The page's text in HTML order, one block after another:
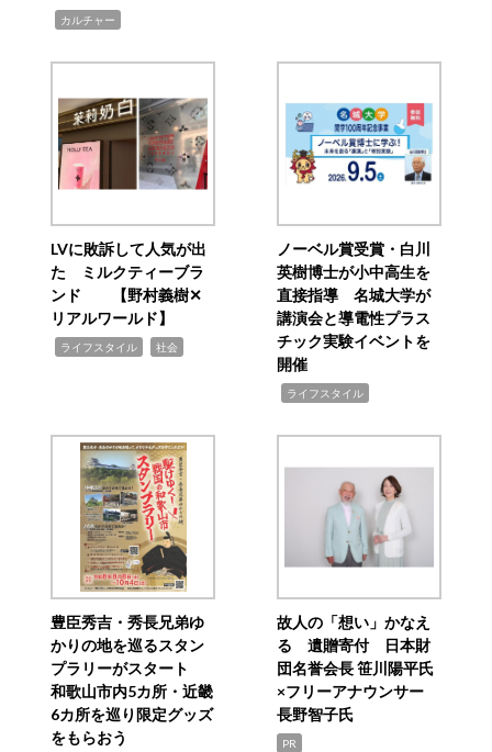
カルチャー
LVに敗訴して人気が出
た ミルクティーブラ
ンド 【野村義樹✕
リアルワールド】
ライフスタイル 社会
ノーベル賞受賞・白川
英樹博士が小中高生を
直接指導 名城大学が
講演会と導電性プラス
チック実験イベントを
開催
ライフスタイル
豊臣秀吉・秀長兄弟ゆ
かりの地を巡るスタン
プラリーがスタート
和歌山市内5カ所・近畿
6カ所を巡り限定グッズ
をもらおう
故人の「想い」かなえ
る 遺贈寄付 日本財
団名誉会長 笹川陽平氏
×フリーアナウンサー
長野智子氏
PR